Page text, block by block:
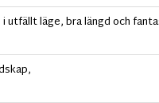
utfällt läge, bra längd och